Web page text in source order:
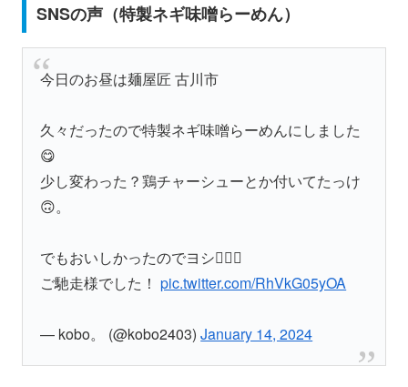
SNSの声（特製ネギ味噌らーめん）
今日のお昼は麺屋匠 古川市
久々だったので特製ネギ味噌らーめんにしました
😋
少し変わった？鶏チャーシューとか付いてたっけ
🙃。
でもおいしかったのでヨシ🙆🏻‍♀️
ご馳走様でした！pic.twitter.com/RhVkG05yOA
— kobo。 (@kobo2403)January 14, 2024